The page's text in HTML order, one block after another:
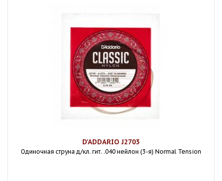
D'ADDARIO J2703
Одиночная струна д/кл. гит. .040 нейлон (3-я) Normal Tension